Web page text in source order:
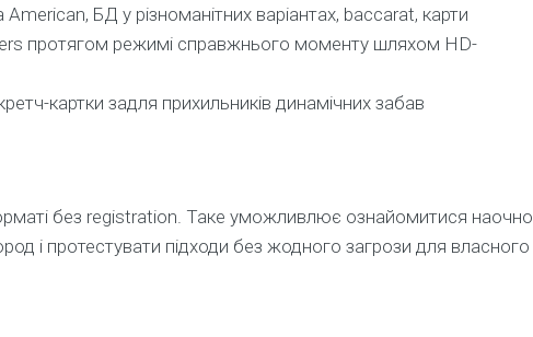
БД у різноманітних варіантах, baccarat, карти
протягом режимі справжнього моменту шляхом HD-
картки задля прихильників динамічних забав
без registration. Таке уможливлює ознайомитися наочно
і протестувати підходи без жодного загрози для власного